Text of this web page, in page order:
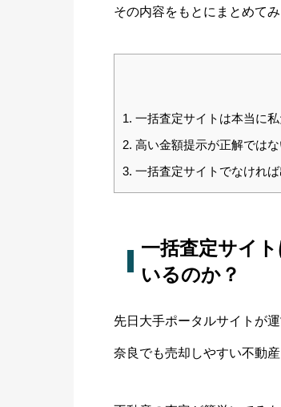
その内容をもとにまとめてみ
1. 一括査定サイトは本当に
2. 高い金額提示が正解では
3. 一括査定サイトでなけれ
一括査定サイ
いるのか？
先日大手ポータルサイトが
奈良でも売却しやすい不動